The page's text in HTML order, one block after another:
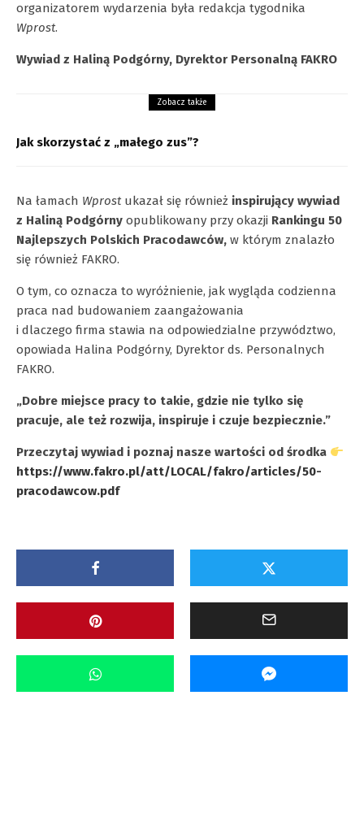
organizatorem wydarzenia była redakcja tygodnika
Wprost.
Wywiad z Haliną Podgórny, Dyrektor Personalną FAKRO
Zobacz także
Jak skorzystać z „małego zus”?
Na łamach Wprost ukazał się również inspirujący wywiad
z Haliną Podgórny opublikowany przy okazji Rankingu 50
Najlepszych Polskich Pracodawców, w którym znalazło
się również FAKRO.
O tym, co oznacza to wyróżnienie, jak wygląda codzienna
praca nad budowaniem zaangażowania
i dlaczego firma stawia na odpowiedzialne przywództwo,
opowiada Halina Podgórny, Dyrektor ds. Personalnych
FAKRO.
„Dobre miejsce pracy to takie, gdzie nie tylko się
pracuje, ale też rozwija, inspiruje i czuje bezpiecznie.”
Przeczytaj wywiad i poznaj nasze wartości od środka
https://www.fakro.pl/att/LOCAL/fakro/articles/50-
pracodawcow.pdf